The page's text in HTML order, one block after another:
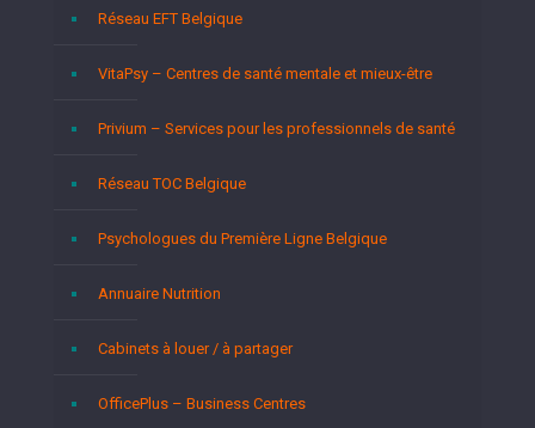
Réseau EFT Belgique
VitaPsy – Centres de santé mentale et mieux-être
Privium – Services pour les professionnels de santé
Réseau TOC Belgique
Psychologues du Première Ligne Belgique
Annuaire Nutrition
Cabinets à louer / à partager
OfficePlus – Business Centres